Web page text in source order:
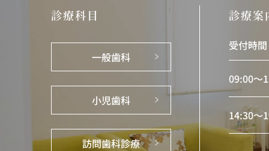
診療科目
一般歯科
小児歯科
訪問歯科診療
診療案
受付時間
09:00〜
14:30〜